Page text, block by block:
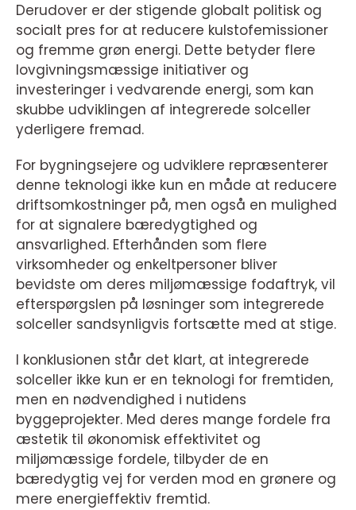
Derudover er der stigende globalt politisk og
socialt pres for at reducere kulstofemissioner
og fremme grøn energi. Dette betyder flere
lovgivningsmæssige initiativer og
investeringer i vedvarende energi, som kan
skubbe udviklingen af integrerede solceller
yderligere fremad.
For bygningsejere og udviklere repræsenterer
denne teknologi ikke kun en måde at reducere
driftsomkostninger på, men også en mulighed
for at signalere bæredygtighed og
ansvarlighed. Efterhånden som flere
virksomheder og enkeltpersoner bliver
bevidste om deres miljømæssige fodaftryk, vil
efterspørgslen på løsninger som integrerede
solceller sandsynligvis fortsætte med at stige.
I konklusionen står det klart, at integrerede
solceller ikke kun er en teknologi for fremtiden,
men en nødvendighed i nutidens
byggeprojekter. Med deres mange fordele fra
æstetik til økonomisk effektivitet og
miljømæssige fordele, tilbyder de en
bæredygtig vej for verden mod en grønere og
mere energieffektiv fremtid.